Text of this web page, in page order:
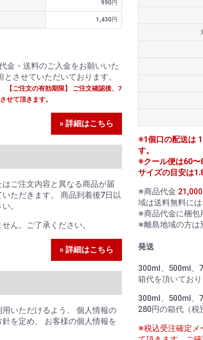
990円
1,430円
金・送料のご入金をお願いいた
させていただいております。
【ご注文の有効期限】 ご注文確認後、7
せて頂きます。
» 詳細はこちら
ご注文内容と異なる商品が届
ただきます。 商品到着後7日以
。
ん。ご了承ください。
» 詳細はこちら
いただけるよう、 個人情報の
を定め、 お客様の個人情報を
※1個口の配送は
す。
※クール便は60
サイズの目安は
※商品代金
域は送料無料には
※商品代金に梱包
※離島地域の方は
発送
300ml、500ml、
箱代を頂いており
300ml、500ml、
280円の箱代（税
※税込受注確定メ